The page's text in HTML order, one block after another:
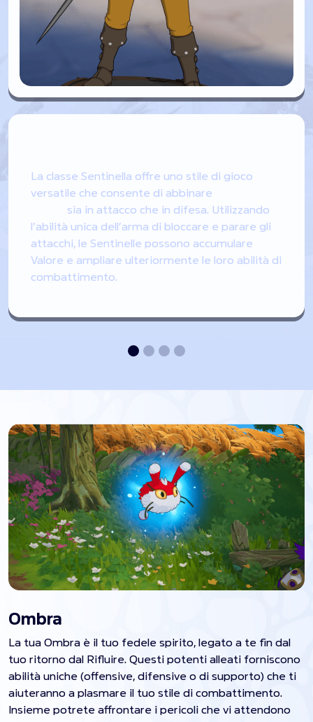
La classe Sentinella offre uno stile di gioco
versatile che consente di abbinare
sia in attacco che in difesa. Utilizzando
l’abilità unica dell’arma di bloccare e parare gli
attacchi, le Sentinelle possono accumulare
Valore e ampliare ulteriormente le loro abilità di
combattimento.
Ombra
La tua Ombra è il tuo fedele spirito, legato a te fin dal
tuo ritorno dal Rifluire. Questi potenti alleati forniscono
abilità uniche (offensive, difensive o di supporto) che ti
aiuteranno a plasmare il tuo stile di combattimento.
Insieme potrete affrontare i pericoli che vi attendono